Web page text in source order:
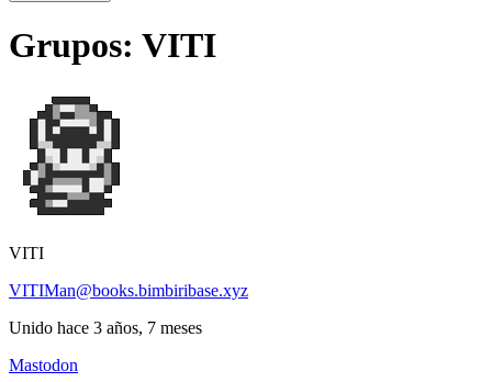
Grupos: VITI
VITI
VITIMan@books.bimbiribase.xyz
Unido hace 3 años, 7 meses
Mastodon